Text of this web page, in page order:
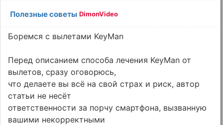
Полезные советы DimonVideo
Боремся с вылетами KeyMan
Перед описанием способа лечения KeyMan от
вылетов, сразу оговорюсь,
что делаете вы всё на свой страх и риск, автор
статьи не несёт
ответственности за порчу смартфона, вызванную
вашими некорректными